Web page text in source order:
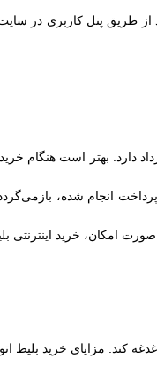
از طریق پنل کاربری در
بهتر است هنگام خرید
انجام شده،
امکان، خرید اینترنتی
کند. مزایای خرید بلیط